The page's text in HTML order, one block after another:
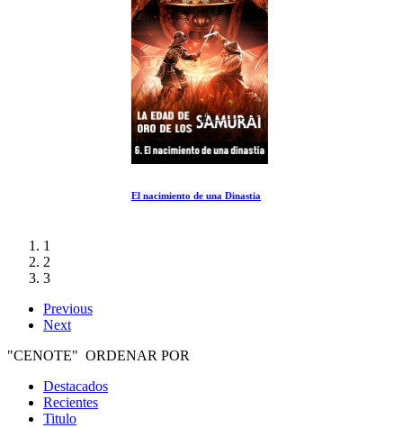
El nacimiento de una Dinastia
1
2
3
Previous
Next
"CENOTE" ORDENAR POR
Destacados
Recientes
Titulo